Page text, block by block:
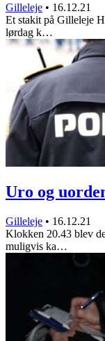
Gilleleje • 16.12.21
Et stakit på Gilleleje
lørdag k…
Uro og
Gilleleje • 16.12.21
Klokken 20.43 blev
muligvis ka…